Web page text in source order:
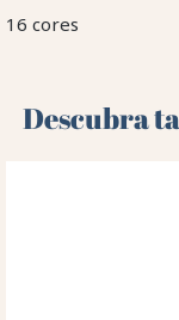
16 cores
Descubra